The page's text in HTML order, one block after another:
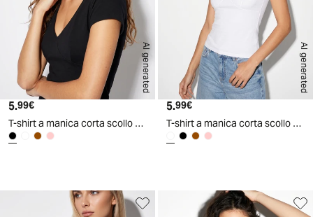
AI generated
Prezzo attuale
5.99€
T-shirt a manica corta scollo a V slim - Nero
AI generated
Prezzo attuale
5.99€
T-shirt a manica corta scollo a V slim - Bianco latte